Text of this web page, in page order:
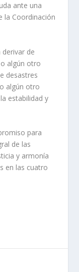
ante una
la Coordinación
de
algún otro
desastres
algún otro
estabilidad y
para
de las
y armonía
en las cuatro